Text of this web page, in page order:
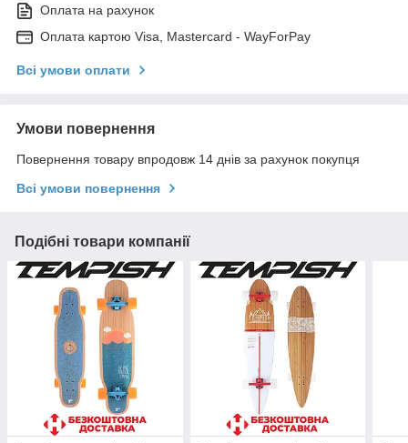
Оплата на рахунок
Оплата картою Visa, Mastercard - WayForPay
Всі умови оплати
Умови повернення
Повернення товару впродовж 14 днів за рахунок покупця
Всі умови повернення
Подібні товари компанії